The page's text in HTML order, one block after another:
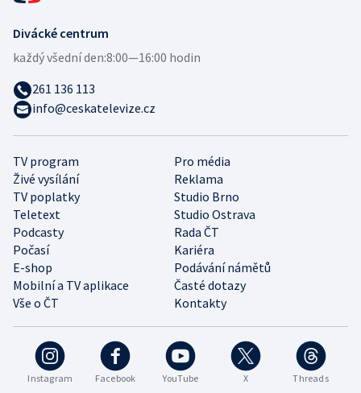
Instagram Facebook YouTube X Threads
TV program
Pro média
Živé vysílání
Reklama
TV poplatky
Studio Brno
Teletext
Studio Ostrava
Podcasty
Rada ČT
Počasí
Kariéra
E-shop
Podávání námětů
Mobilní a TV aplikace
Časté dotazy
Vše o ČT
Kontakty
Divácké centrum
každý všední den:8:00—16:00 hodin
261 136 113
info@ceskatelevize.cz